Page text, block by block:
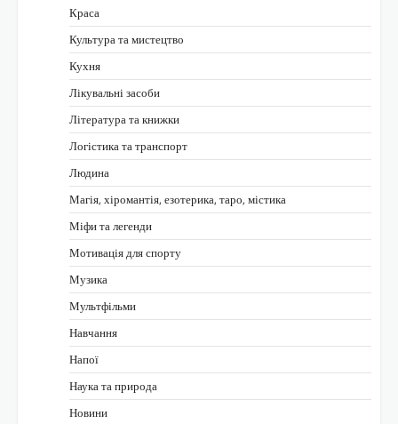
Краса
Культура та мистецтво
Кухня
Лікувальні засоби
Література та книжки
Логістика та транспорт
Людина
Магія, хіромантія, езотерика, таро, містика
Міфи та легенди
Мотивація для спорту
Музика
Мультфільми
Навчання
Напої
Наука та природа
Новини